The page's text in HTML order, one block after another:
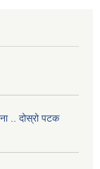
.. दोस्रो पटक